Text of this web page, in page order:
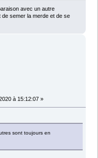
avec un autre
semer la merde et de se
à 15:12:07 »
sont toujours en